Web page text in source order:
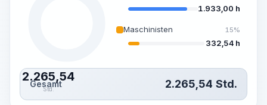
2.265,54
Std.
1.933,00 h
Maschinisten 15%
332,54 h
Gesamt 2.265,54 Std.